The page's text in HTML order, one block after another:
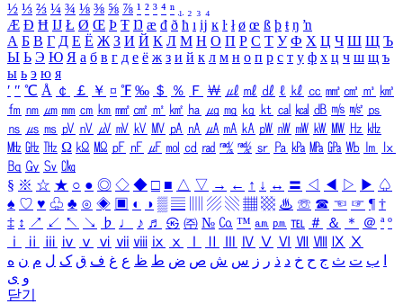
½ ⅓ ⅔ ¼ ¾ ⅛ ⅜ ⅝ ⅞ ¹ ² ³ ⁴ ⁿ ₁ ₂ ₃ ₄
Æ Ð Ħ Ĳ Ł Ø Œ Þ Ŧ Ŋ æ đ ð ħ ı ĳ ĸ ŀ ł ø œ ß þ ŧ ŋ ŉ
А Б В Г Д Е Ё Ж З И Й К Л М Н О П Р С Т У Ф Х Ц Ч Ш Щ Ъ
Ы Ь Э Ю Я а б в г д е ё ж з и й к л м н о п р с т у ф х ц ч ш щ ъ
ы ь э ю я
′ ″ ℃ Å ￠ ￡ ￥ ¤ ℉ ‰ ＄ ％ Ｆ ￦ ㎕ ㎖ ㎗ ℓ ㎘ ㏄ ㎣ ㎤ ㎥ ㎦
㎙ ㎚ ㎛ ㎜ ㎝ ㎞ ㎟ ㎠ ㎡ ㎢ ㏊ ㎍ ㎎ ㎏ ㏏ ㎈ ㎉ ㏈ ㎧ ㎨ ㎰
㎱ ㎲ ㎳ ㎴ ㎵ ㎶ ㎷ ㎸ ㎹ ㎀ ㎁ ㎂ ㎃ ㎄ ㎺ ㎻ ㎽ ㎾ ㎿ ㎐ ㎑
㎒ ㎓ ㎔ Ω ㏀ ㏁ ㎊ ㎋ ㎌ ㏖ ㏅ ㎭ ㎮ ㎯ ㏛ ㎩ ㎪ ㎫ ㎬ ㏝ ㏐
㏓
㏃ ㏉ ㏜ ㏆
§ ※ ☆ ★ ○ ● ◎ ◇ ◆ □ ■ △ ▽ → ← ↑ ↓ ↔ 〓 ◁ ◀ ▷ ▶ ♤
♠ ♡ ♥ ♧ ♣ ⊙ ◈ ▣ ◐ ◑ ▒ ▤ ▨ ▧ ▦ ▩ ♨ ☏ ☎ ☜ ☞ ¶ †
‡ ↕ ↗ ↙ ↖ ↘ ♭ ♩ ♪ ♬ ㉿ ㈜ № ㏇ ™ ㏂ ㏘ ℡ ＃ ＆ ＊ ＠ ª º
ⅰ
ⅱ ⅲ ⅳ ⅴ ⅵ ⅶ ⅷ ⅸ ⅹ Ⅳ Ⅴ Ⅵ Ⅶ Ⅷ Ⅸ Ⅹ
ب ت ث ج ح خ د ذ ر ز س ش ص ض ط ظ ع غ ف ق ک ل م ن ه
و ی
닫기